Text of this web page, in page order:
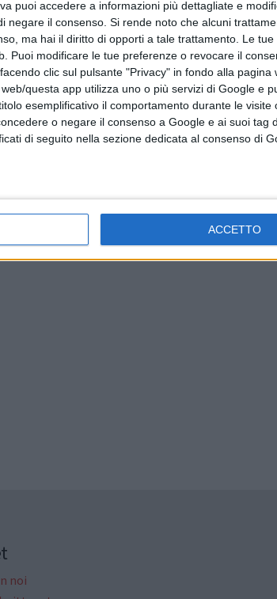
puoi accedere a informazioni più dettagliate e
negare il consenso. Si rende noto che alcuni
ma hai il diritto di opporti a tale trattamento. Le
Puoi modificare le tue preferenze o revocare il
clic sul pulsante "Privacy" in fondo alla pagina
questa app utilizza uno o più servizi di Google e
esemplificativo il comportamento durante le visite
o negare il consenso a Google e ai suoi tag
di seguito nella sezione dedicata al consenso di
ACCETTO
gol e spettacolo
noi